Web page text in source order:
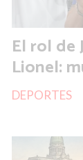
El rol de
Lionel:
DEPORTES